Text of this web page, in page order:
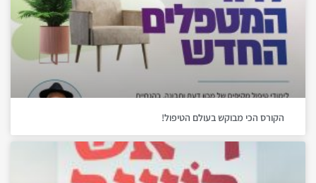
הקורס הכי מבוקש בעולם הטיפול!